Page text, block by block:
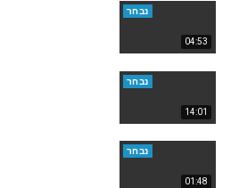
04:53
נבחר
14:01
נבחר
01:48
נבחר